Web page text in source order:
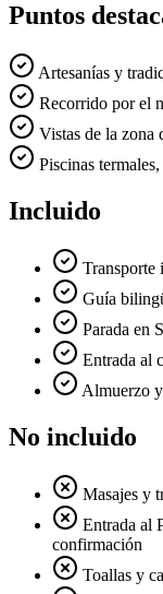
Puntos
Artesanías y
Recorrido por el
Vistas de la zona
Piscinas
Incluido
Transporte
Guía
Parada en
Entrada al
Almuerzo
No incluido
Masajes y
Entrada al
confirmación
Toallas y